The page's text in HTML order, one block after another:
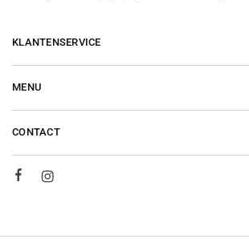
KLANTENSERVICE
MENU
CONTACT